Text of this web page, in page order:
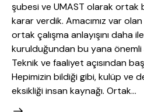
şubesi ve UMAST olarak ortak
karar verdik. Amacımız var
ortak çalışma anlayışını daha
kurulduğundan bu yana
Teknik ve faaliyet açısından
Hepimizin bildiği gibi, kulüp ve
eksikliği insan kaynağı. Ortak…